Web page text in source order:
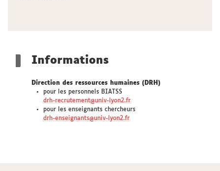
Informations
Direction des ressources humaines (DRH)
pour les personnels BIATSS
drh-recrutement@univ-lyon2.fr
pour les enseignants chercheurs
drh-enseignants@univ-lyon2.fr